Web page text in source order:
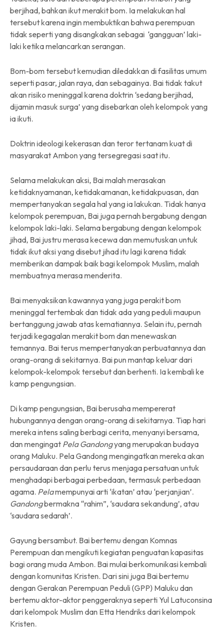
berjihad, bahkan ikut merakit bom. Ia melakukan hal
tersebut karena ingin membuktikan bahwa perempuan
tidak seperti yang disangkakan sebagai ‘gangguan’ laki-
laki ketika melancarkan serangan.
Bom-bom tersebut kemudian diledakkan di fasilitas umum
seperti pasar, jalan raya, dan sebagainya. Bai tidak takut
akan risiko meninggal karena doktrin ‘sedang berjihad,
dijamin masuk surga’ yang disebarkan oleh kelompok yang
ia ikuti.
Doktrin ideologi kekerasan dan teror tertanam kuat di
masyarakat Ambon yang tersegregasi saat itu.
Selama melakukan aksi, Bai malah merasakan
ketidaknyamanan, ketidakamanan, ketidakpuasan, dan
mempertanyakan segala hal yang ia lakukan. Tidak hanya
kelompok perempuan, Bai juga pernah bergabung dengan
kelompok laki-laki. Selama bergabung dengan kelompok
jihad, Bai justru merasa kecewa dan memutuskan untuk
tidak ikut aksi yang disebut jihad itu lagi karena tidak
memberikan dampak baik bagi kelompok Muslim, malah
membuatnya merasa menderita.
Bai menyaksikan kawannya yang juga perakit bom
meninggal tertembak dan tidak ada yang peduli maupun
bertanggung jawab atas kematiannya. Selain itu, pernah
terjadi kegagalan merakit bom dan menewaskan
temannya. Bai terus mempertanyakan perbuatannya dan
orang-orang di sekitarnya. Bai pun mantap keluar dari
kelompok-kelompok tersebut dan berhenti. Ia kembali ke
kamp pengungsian.
Di kamp pengungsian, Bai berusaha mempererat
hubungannya dengan orang-orang di sekitarnya. Tiap hari
mereka intens saling berbagi cerita, menyanyi bersama,
dan mengingat Pela Gandongyang merupakan budaya
orang Maluku. Pela Gandong mengingatkan mereka akan
persaudaraan dan perlu terus menjaga persatuan untuk
menghadapi berbagai perbedaan, termasuk perbedaan
agama. Pelamempunyai arti ‘ikatan’ atau ‘perjanjian’.
Gandongbermakna “rahim”, ‘saudara sekandung’, atau
‘saudara sedarah’.
Gayung bersambut. Bai bertemu dengan Komnas
Perempuan dan mengikuti kegiatan penguatan kapasitas
bagi orang muda Ambon. Bai mulai berkomunikasi kembali
dengan komunitas Kristen. Dari sini juga Bai bertemu
dengan Gerakan Perempuan Peduli (GPP) Maluku dan
bertemu aktor-aktor penggeraknya seperti Yul Latuconsina
dari kelompok Muslim dan Etta Hendriks dari kelompok
Kristen.